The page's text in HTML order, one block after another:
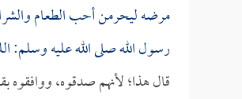
مرضه ليحرمن أحب الطعام
رسول الله صلى الله عليه وسلم:
قال هذا؛ لأنهم صدقوه، ووافقوه